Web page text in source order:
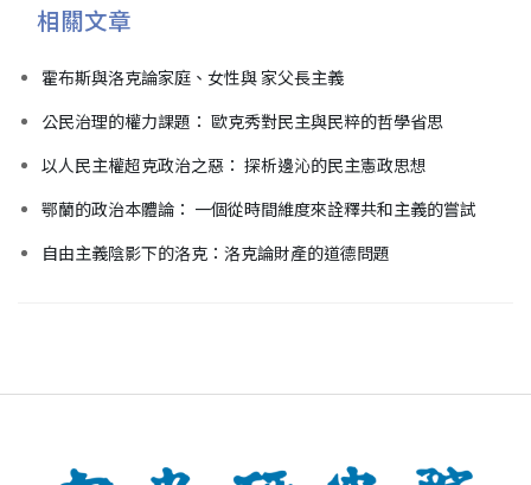
相關文章
霍布斯與洛克論家庭、女性與 家父長主義
公民治理的權力課題： 歐克秀對民主與民粹的哲學省思
以人民主權超克政治之惡： 探析邊沁的民主憲政思想
鄂蘭的政治本體論： 一個從時間維度來詮釋共和主義的嘗試
自由主義陰影下的洛克：洛克論財產的道德問題